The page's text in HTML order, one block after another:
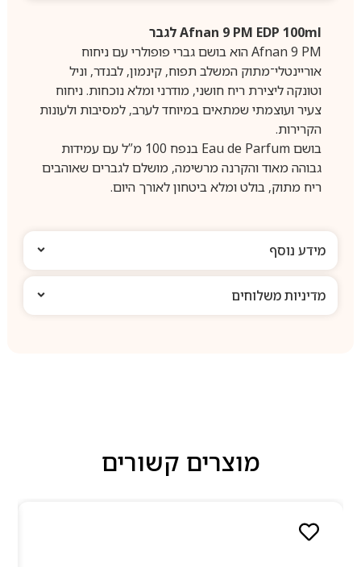
Afnan 9 PM EDP 100ml לגבר
Afnan 9 PM הוא בושם גברי פופולרי עם ניחוח
אוריינטלי־מתוק המשלב תפוח, קינמון, לבנדר, וניל
וטונקה ליצירת ריח חושני, מודרני ומלא נוכחות. ניחוח
צעיר ועוצמתי שמתאים במיוחד לערב, למסיבות ולעונות
הקרירות.
בושם Eau de Parfum בנפח 100 מ”ל עם עמידות
גבוהה מאוד והקרנה מרשימה, מושלם לגברים שאוהבים
ריח מתוק, בולט ומלא ביטחון לאורך היום.
מידע נוסף
מדיניות משלוחים
מוצרים קשורים